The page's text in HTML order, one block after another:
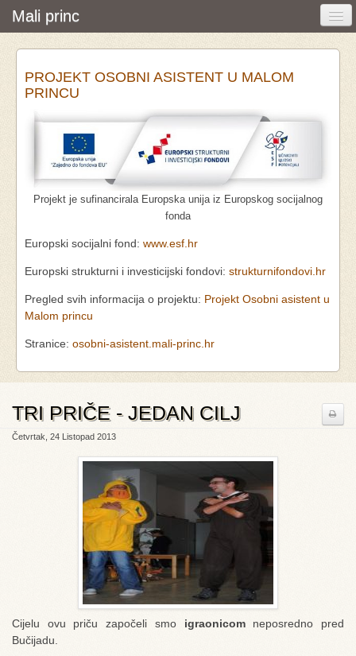
Mali princ
Početna
Vijesti i događanja
Udruga
Pretraživanje
PROJEKT OSOBNI ASISTENT U MALOM
PRINCU
Projekt je sufinancirala Europska unija iz Europskog socijalnog
fonda
Europski socijalni fond: www.esf.hr
Europski strukturni i investicijski fondovi: strukturnifondovi.hr
Pregled svih informacija o projektu: Projekt Osobni asistent u
Malom princu
Stranice: osobni-asistent.mali-princ.hr
TRI PRIČE - JEDAN CILJ
Četvrtak, 24 Listopad 2013
Cijelu ovu priču započeli smo igraonicomneposredno pred
Bučijadu.